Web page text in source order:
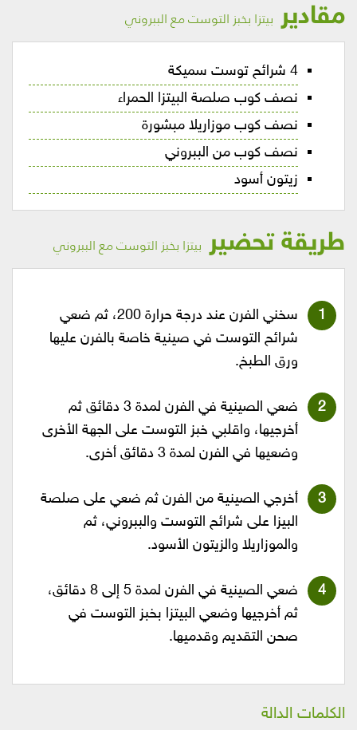
مقادير بيتزا بخبز التوست مع الببروني
4 شرائح توست سميكة
نصف كوب صلصة البيتزا الحمراء
نصف كوب موزاريلا مبشورة
نصف كوب من الببروني
زيتون أسود
طريقة تحضير بيتزا بخبز التوست مع الببروني
سخني الفرن عند درجة حرارة 200، ثم ضعي
شرائح التوست في صينية خاصة بالفرن عليها
ورق الطبخ.
ضعي الصينية في الفرن لمدة 3 دقائق ثم
أخرجيها، واقلبي خبز التوست على الجهة الأخرى
وضعيها في الفرن لمدة 3 دقائق أخرى.
أخرجي الصينية من الفرن ثم ضعي على صلصة
البيزا على شرائح التوست والببروني، ثم
والموزاريلا والزيتون الأسود.
ضعي الصينية في الفرن لمدة 5 إلى 8 دقائق،
ثم أخرجيها وضعي البيتزا بخبز التوست في
صحن التقديم وقدميها.
الكلمات الدالة